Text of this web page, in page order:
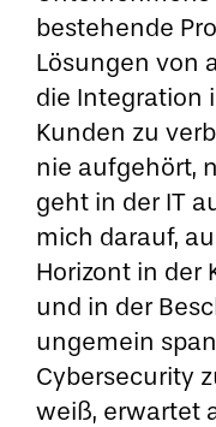
bestehende
Lösungen von
die Integration
Kunden zu
nie aufgehört,
geht in der IT
mich darauf,
Horizont in der
und in der
ungemein
Cybersecurity
weiß, erwartet